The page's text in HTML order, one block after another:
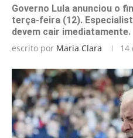
Governo Lula anunciou o
terça-feira (12).
devem cair imediatamente.
escrito por Maria Clara 14